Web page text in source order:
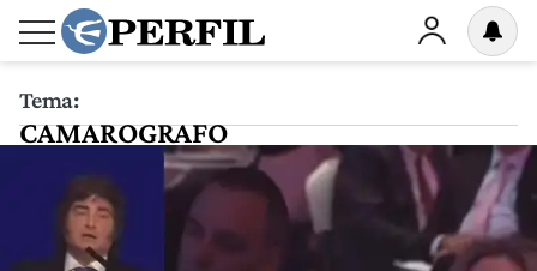
Tema:
CAMAROGRAFO